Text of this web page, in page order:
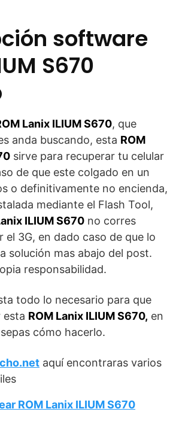
software
S670
Lanix ILIUM S670, que
anda buscando, esta ROM
sirve para recuperar tu celular
de que este colgado en un
o definitivamente no encienda,
mediante el Flash Tool,
ILIUM S670 no corres
el 3G, en dado caso de que lo
solución mas abajo del post.
responsabilidad.
todo lo necesario para que
esta ROM Lanix ILIUM S670, en
cómo hacerlo.
aquí encontraras varios
ROM Lanix ILIUM S670